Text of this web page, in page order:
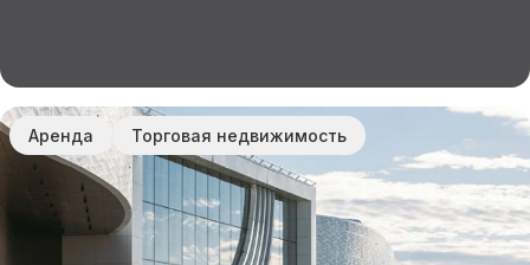
Аренда Торговая недвижимость